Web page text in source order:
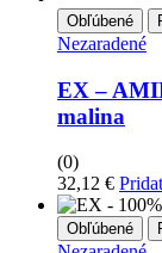
Obľúbené
Nezaradené
EX –
malina
(0)
32,12 €
Obľúbené